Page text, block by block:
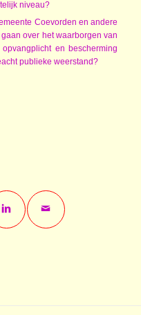
niveau?
Coevorden en andere
over het waarborgen van
en bescherming
publieke weerstand?